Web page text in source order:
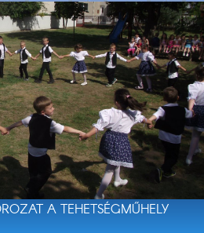
A TEHETSÉGMŰHELY